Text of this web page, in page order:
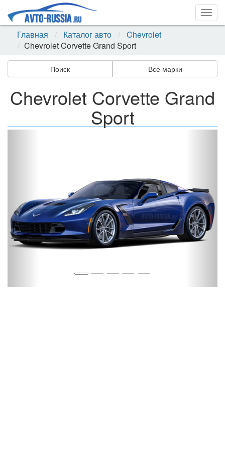
Главная
Каталог авто
Chevrolet
Chevrolet Corvette Grand Sport
Поиск Все марки
Chevrolet Corvette Grand
Sport